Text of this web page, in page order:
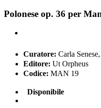
Polonese op. 36 per
Curatore: Carla
Editore: Ut Orpheus
Codice: MAN 19
Disponibile